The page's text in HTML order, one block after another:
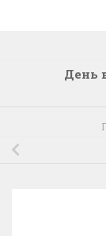
День